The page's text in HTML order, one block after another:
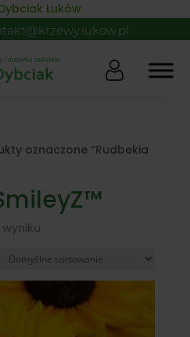
Łuków
oznaczone “Rudbekia